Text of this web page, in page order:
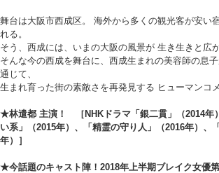
舞台は大阪市西成区。 海外から多くの観光客が安い
れる。
そう、西成には、いまの大阪の風景が 生き生きと広
そんな今の西成を舞台に、西成生まれの美容師の息
通じて、
生まれ育った街の素敵さを再発見する ヒューマンコメ
★林遣都 主演！ ［NHKドラマ「銀二貫」（2014年
い系」（2015年）、「精霊の守り人」（2016年）、
年）］
★今話題のキャスト陣！2018年上半期ブレイク女優